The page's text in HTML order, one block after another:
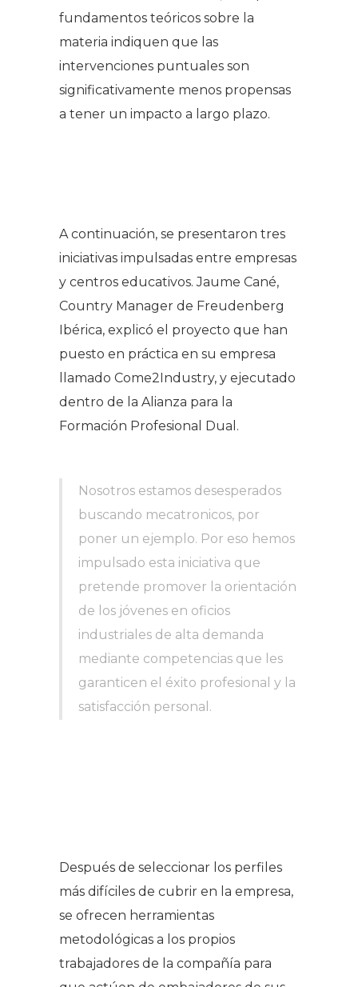
fundamentos teóricos sobre la
materia indiquen que las
intervenciones puntuales son
significativamente menos propensas
a tener un impacto a largo plazo.
A continuación, se presentaron tres
iniciativas impulsadas entre empresas
y centros educativos. Jaume Cané,
Country Manager de Freudenberg
Ibérica, explicó el proyecto que han
puesto en práctica en su empresa
llamado Come2Industry, y ejecutado
dentro de la Alianza para la
Formación Profesional Dual.
Nosotros estamos desesperados
buscando mecatronicos, por
poner un ejemplo. Por eso hemos
impulsado esta iniciativa que
pretende promover la orientación
de los jóvenes en oficios
industriales de alta demanda
mediante competencias que les
garanticen el éxito profesional y la
satisfacción personal.
Después de seleccionar los perfiles
más difíciles de cubrir en la empresa,
se ofrecen herramientas
metodológicas a los propios
trabajadores de la compañía para